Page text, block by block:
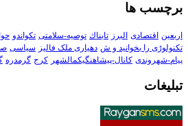
برچسب ها
اربعین اقتصادی البرز تابناك توصیه-سلامتی تکواندو
تکنولوڑی را بخوانید و ش دهیاری ملک فالیز سیاسی
پیام-شهروندی کانال-پیشاهنگیکمالشهر کرج گرمدره
تبلیغات